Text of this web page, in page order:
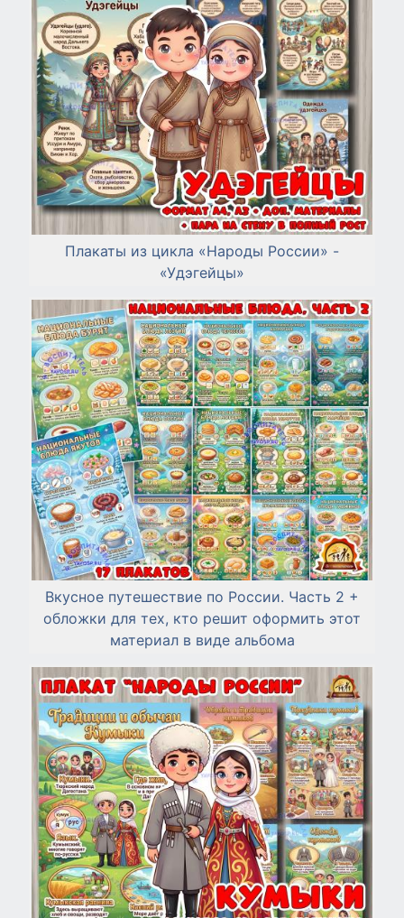
Плакаты из цикла «Народы России» -
«Удэгейцы»
Вкусное путешествие по России. Часть 2 +
обложки для тех, кто решит оформить этот
материал в виде альбома